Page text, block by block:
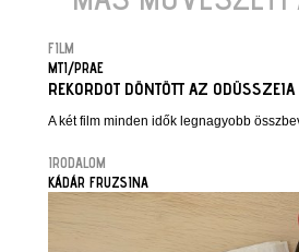
FILM
MTI/PRAE
REKORDOT DÖNTÖTT AZ
A két film minden idők legnagyobb
IRODALOM
KÁDÁR FRUZSINA